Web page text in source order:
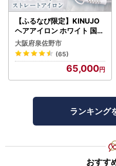
■ お問い合わせ先
現在、メールでのお問い合わ
まで数日（混雑時は1週間程度
います。順次対応しておりま
東近江市ふるさと寄附運営事務
TEL： 050-3529-0540
Email：
【ふるなび限定】KINUJO
ヘアアイロン ホワイト 国内
製造 FN-Limited-PR
大阪府泉佐野市
(65)
65,000
ランキング
おすす